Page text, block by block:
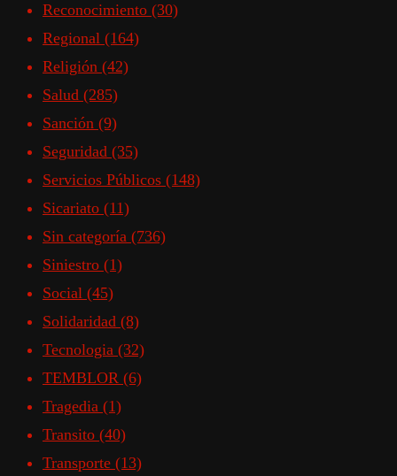
Reconocimiento (30)
Regional (164)
Religión (42)
Salud (285)
Sanción (9)
Seguridad (35)
Servicios Públicos (148)
Sicariato (11)
Sin categoría (736)
Siniestro (1)
Social (45)
Solidaridad (8)
Tecnologia (32)
TEMBLOR (6)
Tragedia (1)
Transito (40)
Transporte (13)